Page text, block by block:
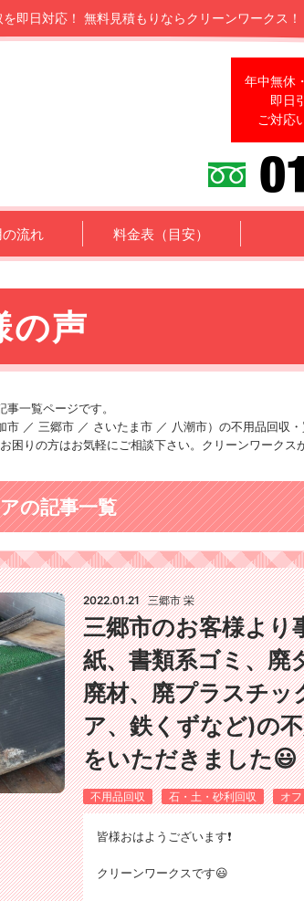
即日対応！ 無料見積もりならクリーンワークス！
年中無休
即日
ご対応
の流れ 料金表（目安）
の声
事一覧ページです。
市 ／ 三郷市 ／ さいたま市 ／ 八潮市）の不用品回収
困りの方はお気軽にご相談下さい。クリーンワークス
の記事一覧
2022.01.21 三郷市 栄
三郷市のお客様より
紙、書類系ゴミ、廃
廃材、廃プラスチッ
ア、鉄くずなど)の
をいただきました😃
不用品回収 石・土・砂利回収 オ
皆様おはようございます❗
クリーンワークスです😃